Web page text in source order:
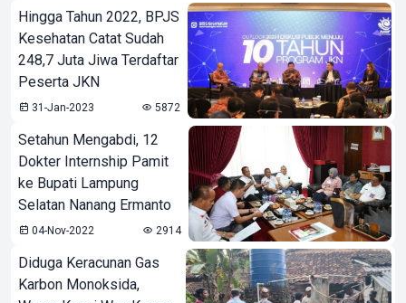
Hingga Tahun 2022, BPJS
Kesehatan Catat Sudah
248,7 Juta Jiwa Terdaftar
Peserta JKN
31-Jan-2023 5872
Setahun Mengabdi, 12
Dokter Internship Pamit
ke Bupati Lampung
Selatan Nanang Ermanto
04-Nov-2022 2914
Diduga Keracunan Gas
Karbon Monoksida,